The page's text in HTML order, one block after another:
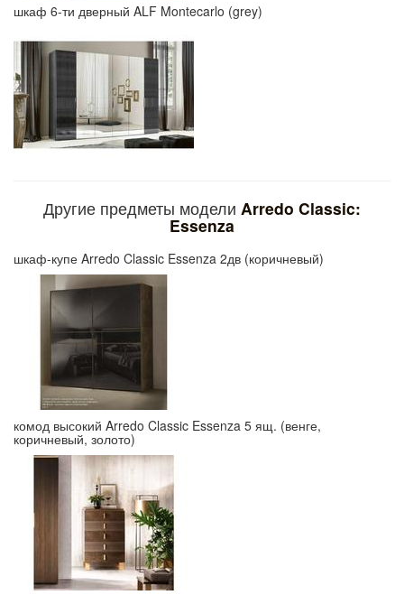
шкаф 6-ти дверный ALF Montecarlo (grey)
Другие предметы модели Arredo Classic:
Essenza
шкаф-купе Arredo Classic Essenza 2дв (коричневый)
комод высокий Arredo Classic Essenza 5 ящ. (венге,
коричневый, золото)